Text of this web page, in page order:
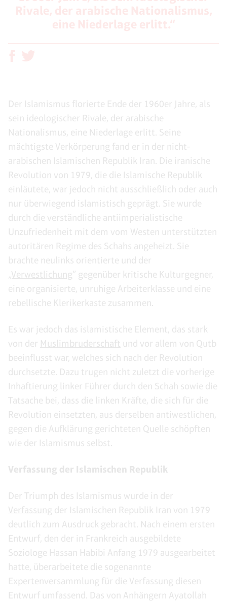
Der Islamismus florierte Ende der 1960er Jahre, als
sein ideologischer Rivale, der arabische
Nationalismus, eine Niederlage erlitt. Seine
mächtigste Verkörperung fand er in der nicht-
arabischen Islamischen Republik Iran. Die iranische
Revolution von 1979, die die Islamische Republik
einläutete, war jedoch nicht ausschließlich oder auch
nur überwiegend islamistisch geprägt. Sie wurde
durch die verständliche antiimperialistische
Unzufriedenheit mit dem vom Westen unterstützten
autoritären Regime des Schahs angeheizt. Sie
brachte neulinks orientierte und der
„Verwestlichung” gegenüber kritische Kulturgegner,
eine organisierte, unruhige Arbeiterklasse und eine
rebellische Klerikerkaste zusammen.
Es war jedoch das islamistische Element, das stark
von der Muslimbruderschaft und vor allem von Qutb
beeinflusst war, welches sich nach der Revolution
durchsetzte. Dazu trugen nicht zuletzt die vorherige
Inhaftierung linker Führer durch den Schah sowie die
Tatsache bei, dass die linken Kräfte, die sich für die
Revolution einsetzten, aus derselben antiwestlichen,
gegen die Aufklärung gerichteten Quelle schöpften
wie der Islamismus selbst.
Verfassung der Islamischen Republik
Der Triumph des Islamismus wurde in der
Verfassung der Islamischen Republik Iran von 1979
deutlich zum Ausdruck gebracht. Nach einem ersten
Entwurf, den der in Frankreich ausgebildete
Soziologe Hassan Habibi Anfang 1979 ausgearbeitet
hatte, überarbeitete die sogenannte
Expertenversammlung für die Verfassung diesen
Entwurf umfassend. Das von Anhängern Ayatollah